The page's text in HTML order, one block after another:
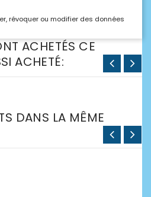
révoquer ou modifier des données
ACHETÉS CE
ACHETÉ:
DANS LA MÊME